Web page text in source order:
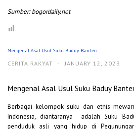
Sumber: bogordaily.net
Mengenal Asal Usul Suku Baduy Banten
CERITA RAKYAT · JANUARY 12, 2023
Mengenal Asal Usul Suku Baduy
Berbagai kelompok suku dan etnis
Indonesia, diantaranya adalah Suku
penduduk asli yang hidup di